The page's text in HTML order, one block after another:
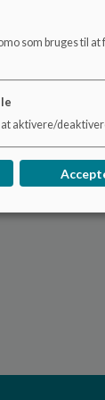
som bruges til at
aktivere/